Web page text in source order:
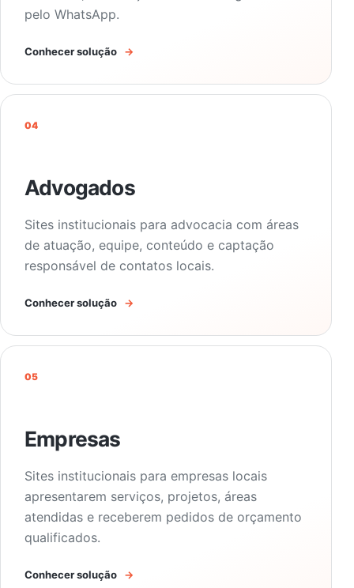
pelo WhatsApp.
Conhecer solução →
04
Advogados
Sites institucionais para advocacia com áreas
de atuação, equipe, conteúdo e captação
responsável de contatos locais.
Conhecer solução →
05
Empresas
Sites institucionais para empresas locais
apresentarem serviços, projetos, áreas
atendidas e receberem pedidos de orçamento
qualificados.
Conhecer solução →